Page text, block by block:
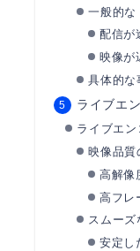
一般的な
配信が
映像が
具体的な
ライブエ
ライブエ
映像品質
高解像
高フレ
スムーズ
安定し